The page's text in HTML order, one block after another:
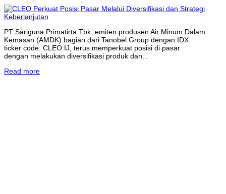
PT Sariguna Primatirta Tbk, emiten produsen Air Minum Dalam
Kemasan (AMDK) bagian dari Tanobel Group dengan IDX
ticker code: CLEO:IJ, terus memperkuat posisi di pasar
dengan melakukan diversifikasi produk dan...
Read more